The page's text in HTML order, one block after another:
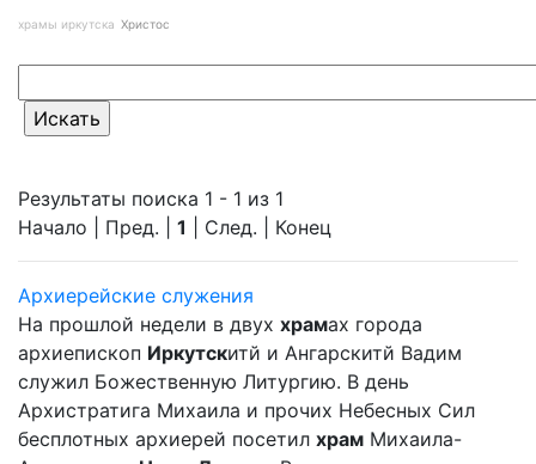
храмы иркутска Христос
Результаты поиска 1 - 1 из 1
Начало | Пред. | 1 | След. | Конец
Архиерейские служения
На прошлой недели в двух храмах города
архиепископ Иркутскитй и Ангарскитй Вадим
служил Божественную Литургию. В день
Архистратига Михаила и прочих Небесных Сил
бесплотных архиерей посетил храм Михаила-